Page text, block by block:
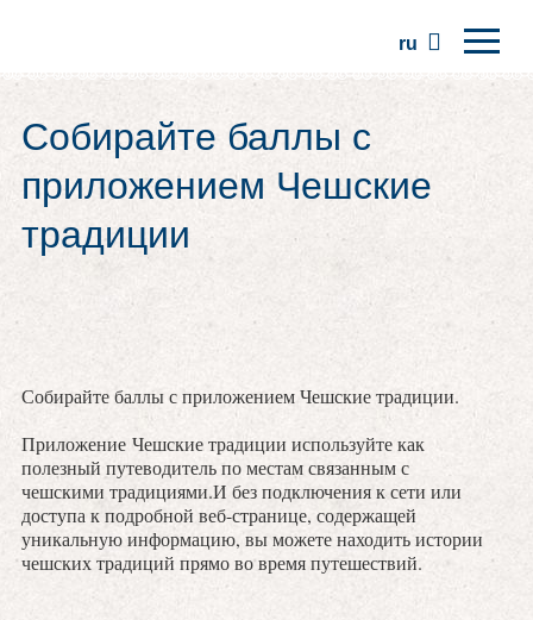
ru
Регионы
Традиции
Экскурсии
Собирайте баллы с
приложением Чешские
традиции
Собирайте баллы с приложением Чешские традиции.
Приложение Чешские традиции используйте как
полезный путеводитель по местам связанным с
чешскими традициями.И без подключения к сети или
доступа к подробной веб-странице, содержащей
уникальную информацию, вы можете находить истории
чешских традиций прямо во время путешествий.